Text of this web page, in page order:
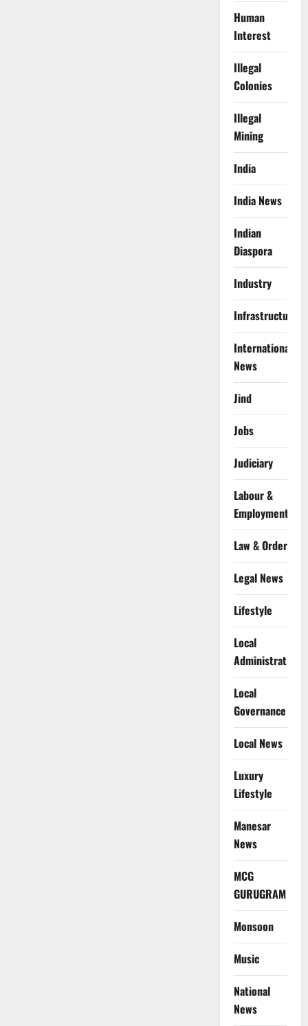
Human
Interest
Illegal
Colonies
Illegal
Mining
India
India News
Indian
Diaspora
Industry
Infrastructure
International
News
Jind
Jobs
Judiciary
Labour &
Employment
Law & Order
Legal News
Lifestyle
Local
Administration
Local
Governance
Local News
Luxury
Lifestyle
Manesar
News
MCG
GURUGRAM
Monsoon
Music
National
News